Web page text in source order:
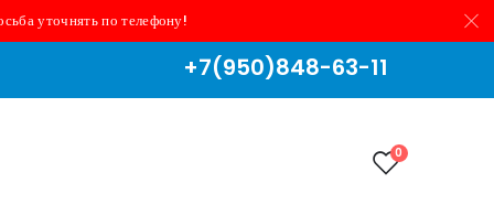
уточнять по телефону!
+7(950)848-63-11
0